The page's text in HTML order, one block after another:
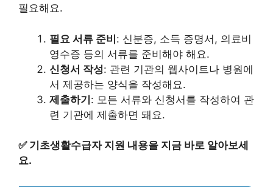
필요해요.
필요 서류 준비: 신분증, 소득 증명서, 의료비
영수증 등의 서류를 준비해야 해요.
신청서 작성: 관련 기관의 웹사이트나 병원에
서 제공하는 양식을 작성해요.
제출하기: 모든 서류와 신청서를 작성하여 관
련 기관에 제출하면 돼요.
✅ 기초생활수급자 지원 내용을 지금 바로 알아보세
요.